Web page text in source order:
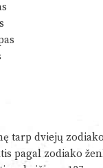
tarp dviejų
pagal zodiako